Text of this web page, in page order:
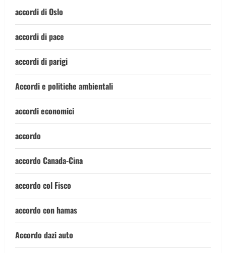
accordi di Oslo
accordi di pace
accordi di parigi
Accordi e politiche ambientali
accordi economici
accordo
accordo Canada-Cina
accordo col Fisco
accordo con hamas
Accordo dazi auto